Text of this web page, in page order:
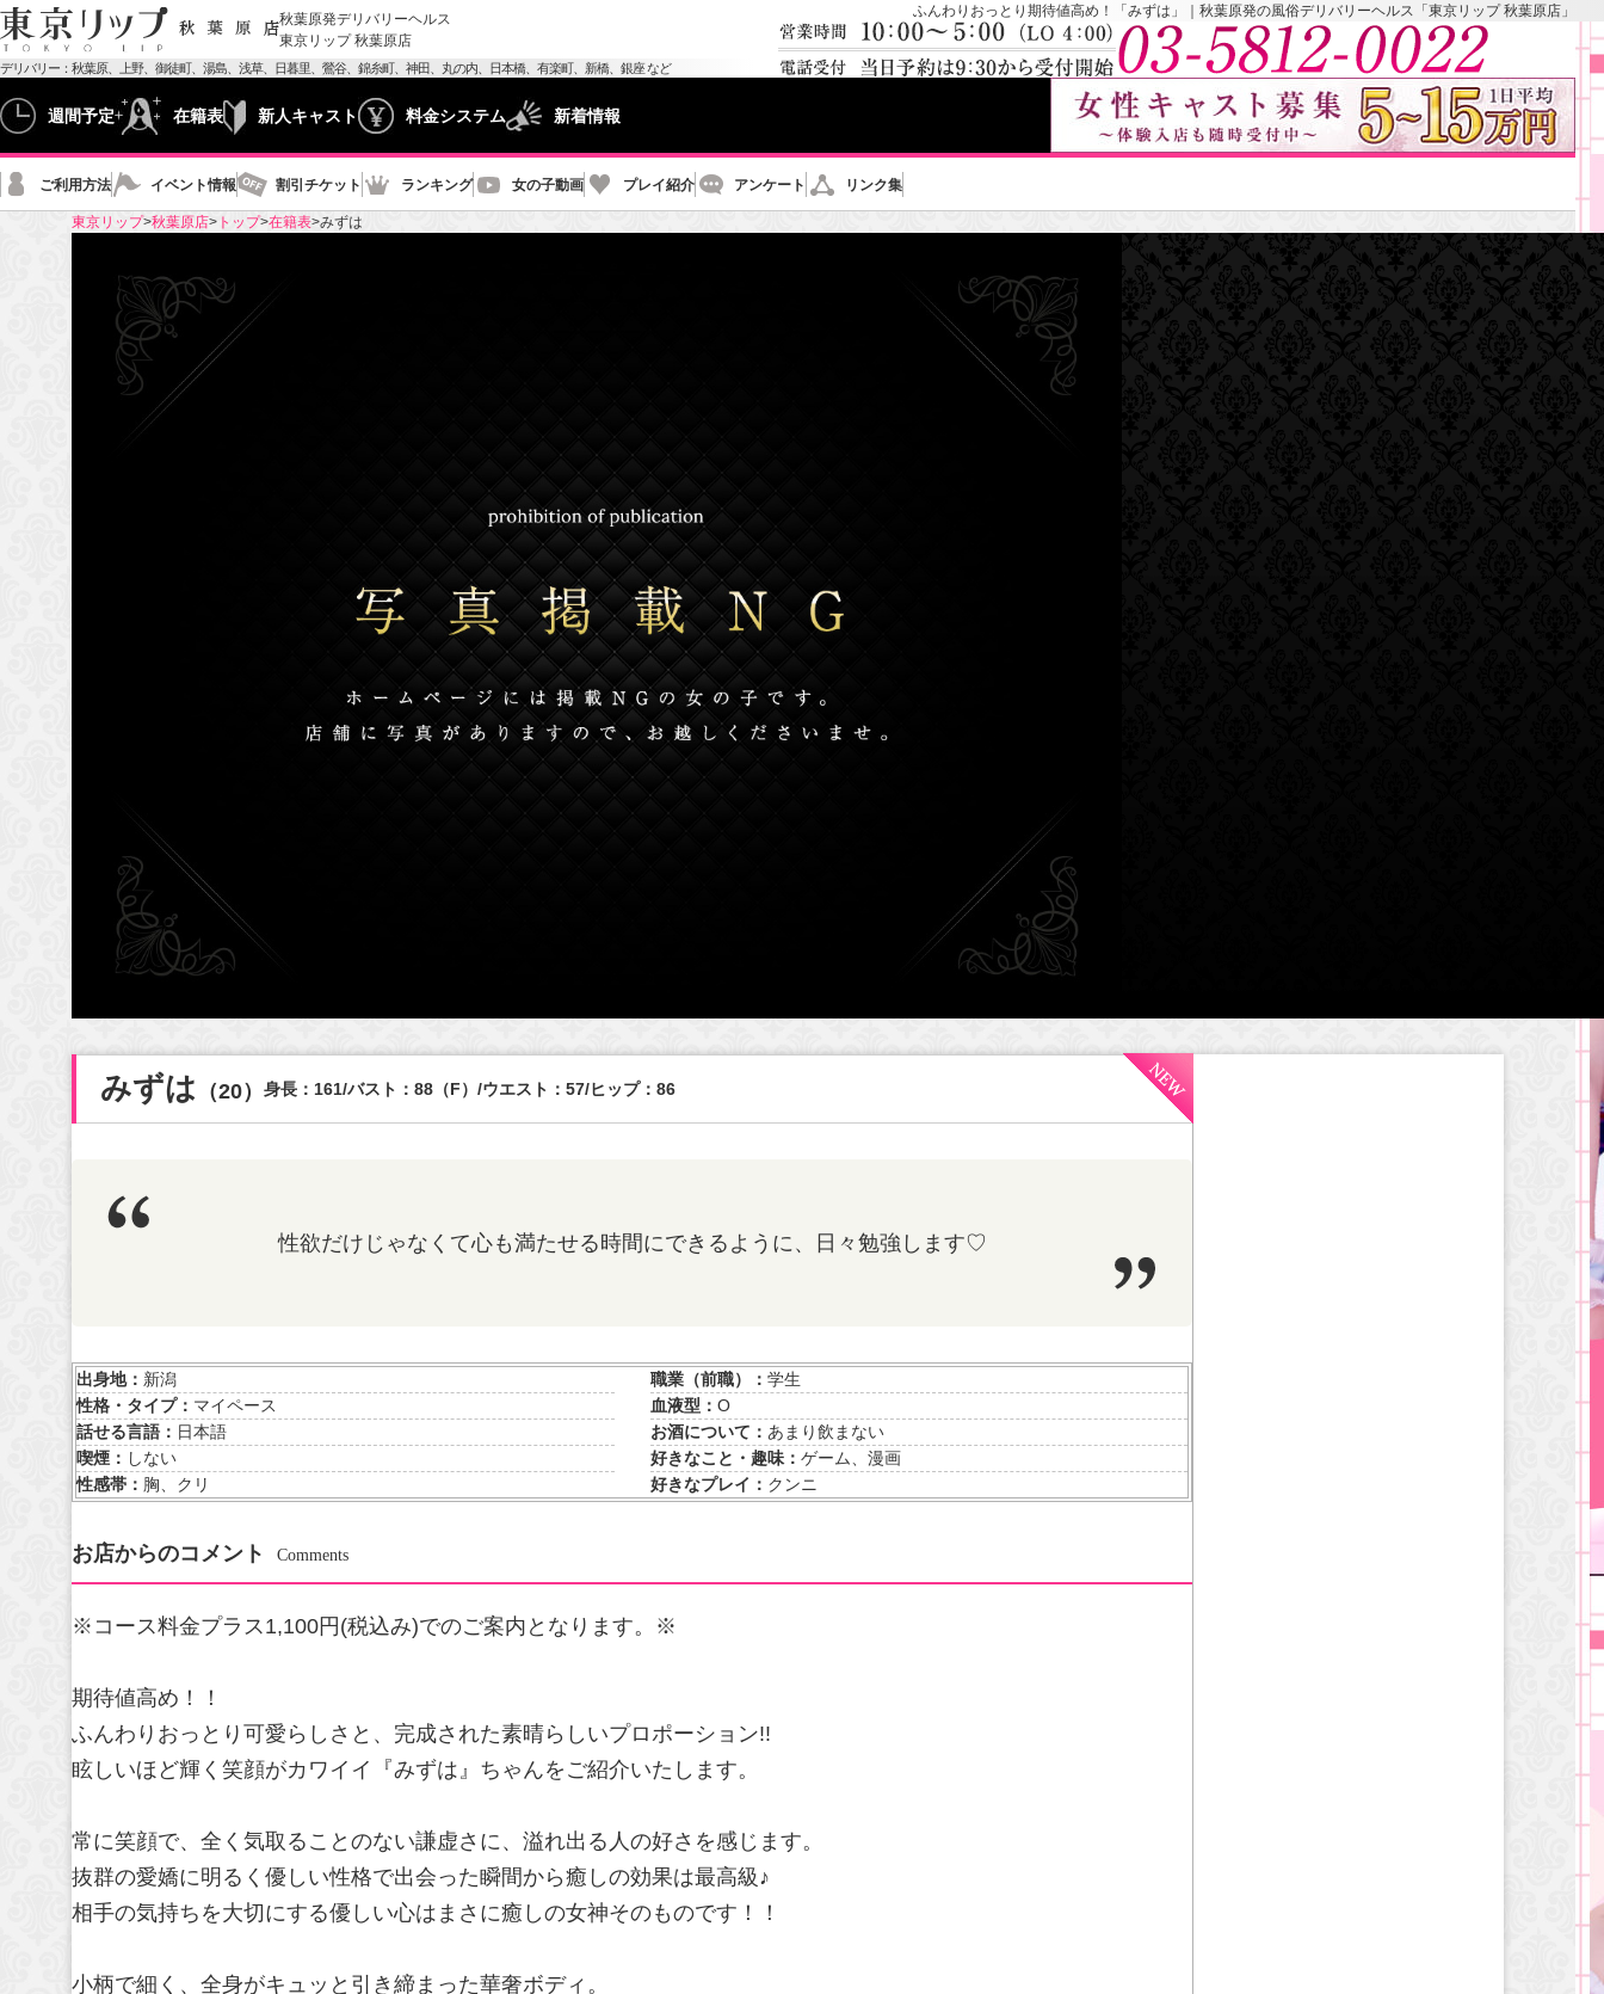
秋葉原発デリバリーヘルス
東京リップ 秋葉原店
デリバリー： 秋葉原、 上野、 御徒町、 湯島、 浅草、 日暮里、 鶯谷、 錦糸町、 神田、 丸の内、 日本橋、 有楽町、 新橋、 銀座 など
ふんわりおっとり期待値高め！「みずは」｜秋葉原発の風俗デリバリーヘルス「東京リップ 秋葉原店」
週間予定 在籍表 新人キャスト 料金システム 新着情報
ご利用方法 イベント情報 割引チケット ランキング 女の子動画 プレイ紹介 アンケート リンク集
東京リップ 秋葉原店 トップ 在籍表 みずは
みずは （20） 身長：161/バスト：88（F）/ウエスト：57/ヒップ：86
性欲だけじゃなくて心も満たせる時間にできるように、日々勉強します♡
出身地： 新潟 職業（前職）： 学生
性格・タイプ： マイペース 血液型： O
話せる言語： 日本語 お酒について： あまり飲まない
喫煙： しない 好きなこと・趣味： ゲーム、漫画
性感帯： 胸、クリ 好きなプレイ： クンニ
お店からのコメント Comments
※コース料金プラス1,100円(税込み)でのご案内となります。※
期待値高め！！
ふんわりおっとり可愛らしさと、完成された素晴らしいプロポーション!!
眩しいほど輝く笑顔がカワイイ『みずは』ちゃんをご紹介いたします。
常に笑顔で、全く気取ることのない謙虚さに、溢れ出る人の好さを感じます。
抜群の愛嬌に明るく優しい性格で出会った瞬間から癒しの効果は最高級♪
相手の気持ちを大切にする優しい心はまさに癒しの女神そのものです！！
小柄で細く、全身がキュッと引き締まった華奢ボディ。